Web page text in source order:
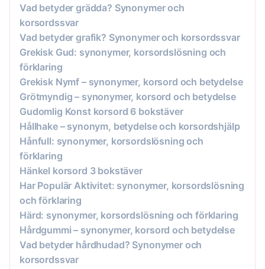
Vad betyder grädda? Synonymer och
korsordssvar
Vad betyder grafik? Synonymer och korsordssvar
Grekisk Gud: synonymer, korsordslösning och
förklaring
Grekisk Nymf – synonymer, korsord och betydelse
Grötmyndig – synonymer, korsord och betydelse
Gudomlig Konst korsord 6 bokstäver
Hållhake – synonym, betydelse och korsordshjälp
Hånfull: synonymer, korsordslösning och
förklaring
Hänkel korsord 3 bokstäver
Har Populär Aktivitet: synonymer, korsordslösning
och förklaring
Härd: synonymer, korsordslösning och förklaring
Hårdgummi – synonymer, korsord och betydelse
Vad betyder hårdhudad? Synonymer och
korsordssvar